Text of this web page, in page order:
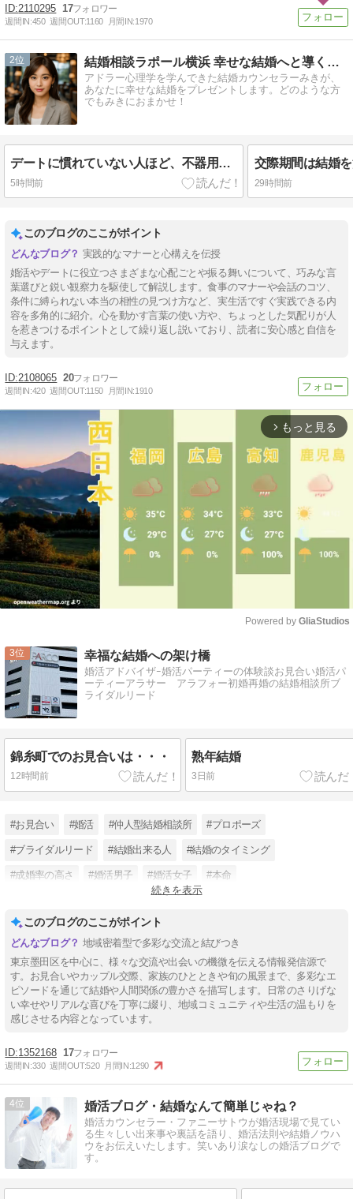
2110295 17
週間IN:450 週間OUT:1160 月間IN:1970
2 結婚相談ラポール横浜 幸せな結婚へと導くお手伝いをいたします
アドラー心理学を学んできた結婚カウンセラーみきが、
あなたに幸せな結婚をプレゼントします。どのような方
でもみきにおまかせ！
デートに慣れていない人ほど、不器用さの裏に目を向けよう
5時間前 29時間前
このブログのここがポイント
実践的なマナーと心構えを伝授
婚活やデートに役立つさまざまな心配ごとや振る舞いについて、巧みな言
葉選びと鋭い観察力を駆使して解説します。食事のマナーや会話のコツ、
条件に縛られない本当の相性の見つけ方など、実生活ですぐ実践できる内
容を多角的に紹介。心を動かす言葉の使い方や、ちょっとした気配りが人
を惹きつけるポイントとして繰り返し説いており、読者に安心感と自信を
与えます。
2108065 20
週間IN:420 週間OUT:1150 月間IN:1910
arrow_forward_ios もっと見る
Powered by GliaStudios
3 幸福な結婚への架け橋
婚活アドバイザｰ婚活パーティーの体験談お見合い婚活パ
ーティーアラサー アラフォー初婚再婚の結婚相談所ブ
ライダルリード
錦糸町でのお見合いは・・・
12時間前
熟年結婚
3日前
#お見合い #婚活 #仲人型結婚相談所 #プロポーズ
#ブライダルリード #結婚出来る人 #結婚のタイミング
#成婚率の高さ #婚活男子 #婚活女子 #本命
続きを表示
このブログのここがポイント
地域密着型で多彩な交流と結びつき
東京墨田区を中心に、様々な交流や出会いの機微を伝える情報発信源で
す。お見合いやカップル交際、家族のひとときや旬の風景まで、多彩なエ
ピソードを通じて結婚や人間関係の豊かさを描写します。日常のさりげな
い幸せやリアルな喜びを丁寧に綴り、地域コミュニティや生活の温もりを
感じさせる内容となっています。
1352168 17
週間IN:330 週間OUT:520 月間IN:1290
4 婚活ブログ・結婚なんて簡単じゃね？
婚活カウンセラー・ファニーサトウが婚活現場で見てい
る生々しい出来事や裏話を語り、婚活法則や結婚ノウハ
ウをお伝えいたします。笑いあり涙なしの婚活ブログで
す。